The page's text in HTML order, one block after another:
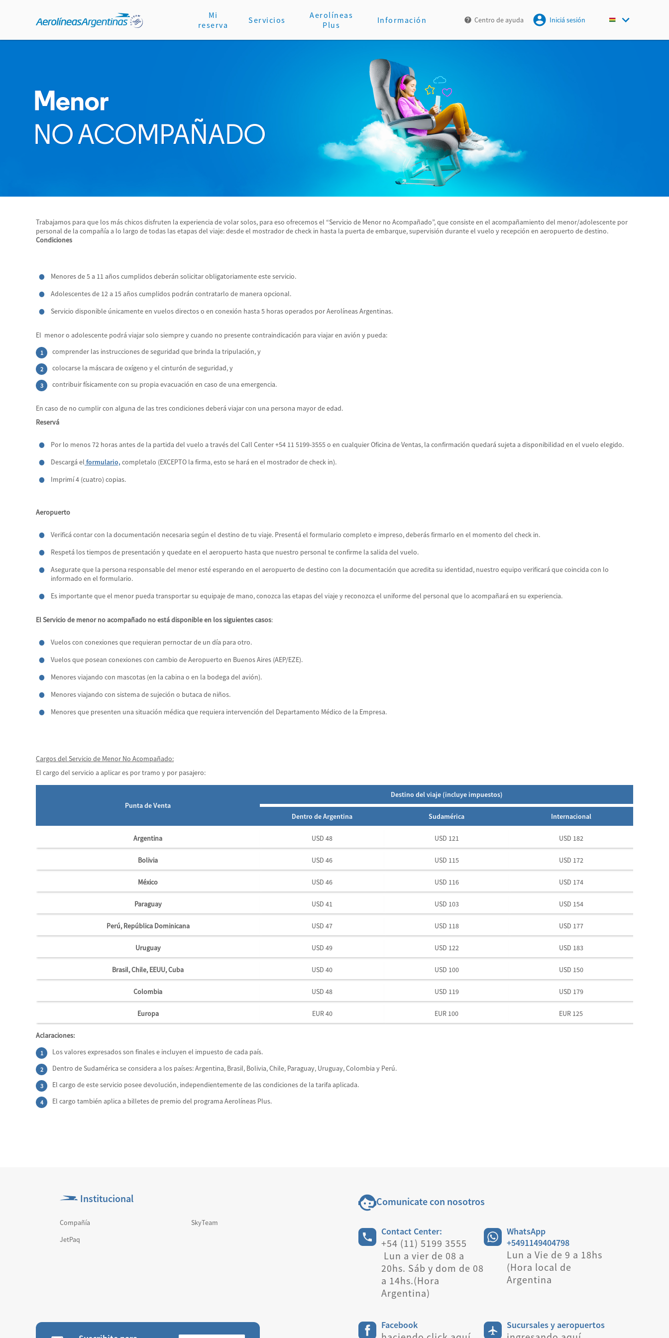
Mi
reserva
Servicios
Aerolíneas
Plus
Información Centro de ayuda Iniciá sesión
Trabajamos para que los más chicos disfruten la experiencia de volar solos, para eso ofrecemos el “Servicio de Menor no Acompañado”, que consiste en el acompañamiento del menor/adolescente por
personal de la compañía a lo largo de todas las etapas del viaje: desde el mostrador de check in hasta la puerta de embarque, supervisión durante el vuelo y recepción en aeropuerto de destino.
Condiciones
Menores de 5 a 11 años cumplidos deberán solicitar obligatoriamente este servicio.
Adolescentes de 12 a 15 años cumplidos podrán contratarlo de manera opcional.
Servicio disponible únicamente en vuelos directos o en conexión hasta 5 horas operados por Aerolíneas Argentinas.
El menor o adolescente podrá viajar solo siempre y cuando no presente contraindicación para viajar en avión y pueda:
comprender las instrucciones de seguridad que brinda la tripulación, y
colocarse la máscara de oxígeno y el cinturón de seguridad, y
contribuir físicamente con su propia evacuación en caso de una emergencia.
En caso de no cumplir con alguna de las tres condiciones deberá viajar con una persona mayor de edad.
Reservá
Por lo menos 72 horas antes de la partida del vuelo a través del Call Center +54 11 5199-3555 o en cualquier Oficina de Ventas, la confirmación quedará sujeta a disponibilidad en el vuelo elegido.
Descargá el formulario,completalo (EXCEPTO la firma, esto se hará en el mostrador de check in).
Imprimí 4 (cuatro) copias.
Aeropuerto
Verificá contar con la documentación necesaria según el destino de tu viaje. Presentá el formulario completo e impreso, deberás firmarlo en el momento del check in.
Respetá los tiempos de presentación y quedate en el aeropuerto hasta que nuestro personal te confirme la salida del vuelo.
Asegurate que la persona responsable del menor esté esperando en el aeropuerto de destino con la documentación que acredita su identidad, nuestro equipo verificará que coincida con lo
informado en el formulario.
Es importante que el menor pueda transportar su equipaje de mano, conozca las etapas del viaje y reconozca el uniforme del personal que lo acompañará en su experiencia.
El Servicio de menor no acompañado no está disponible en los siguientes casos:
Vuelos con conexiones que requieran pernoctar de un día para otro.
Vuelos que posean conexiones con cambio de Aeropuerto en Buenos Aires (AEP/EZE).
Menores viajando con mascotas (en la cabina o en la bodega del avión).
Menores viajando con sistema de sujeción o butaca de niños.
Menores que presenten una situación médica que requiera intervención del Departamento Médico de la Empresa.
Cargos del Servicio de Menor No Acompañado:
El cargo del servicio a aplicar es por tramo y por pasajero:
Punta de Venta
Destino del viaje (incluye impuestos)
Dentro de Argentina Sudamérica Internacional
Argentina USD 48 USD 121 USD 182
Bolivia USD 46 USD 115 USD 172
México USD 46 USD 116 USD 174
Paraguay USD 41 USD 103 USD 154
Perú, República Dominicana USD 47 USD 118 USD 177
Uruguay USD 49 USD 122 USD 183
Brasil, Chile, EEUU, Cuba USD 40 USD 100 USD 150
Colombia USD 48 USD 119 USD 179
Europa EUR 40 EUR 100 EUR 125
Aclaraciones:
Los valores expresados son finales e incluyen el impuesto de cada país.
Dentro de Sudamérica se considera a los países: Argentina, Brasil, Bolivia, Chile, Paraguay, Uruguay, Colombia y Perú.
El cargo de este servicio posee devolución, independientemente de las condiciones de la tarifa aplicada.
El cargo también aplica a billetes de premio del programa Aerolíneas Plus.
Institucional
Compañía
SkyTeam
JetPaq
Comunicate con nosotros
Contact Center:
+54 (11) 5199 3555
Lun a vier de 08 a
20hs. Sáb y dom de 08
a 14hs.(Hora
Argentina)
WhatsApp
+5491149404798
Lun a Vie de 9 a 18hs
(Hora local de
Argentina
Facebook Sucursales y aeropuertos